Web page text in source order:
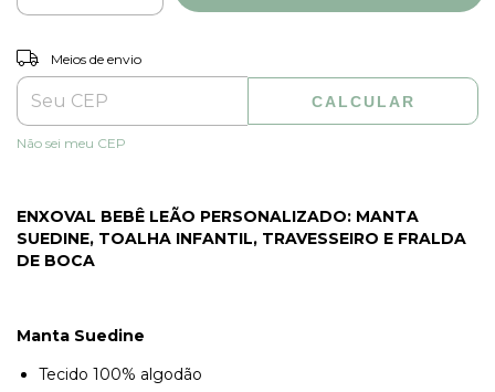
Entregas para o CEP:
Meios de envio
CALCULAR
Não sei meu CEP
ENXOVAL BEBÊ LEÃO PERSONALIZADO: MANTA
SUEDINE, TOALHA INFANTIL, TRAVESSEIRO E FRALDA
DE BOCA
Manta Suedine
Tecido 100% algodão